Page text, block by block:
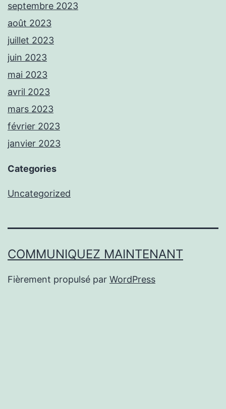
septembre 2023
août 2023
juillet 2023
juin 2023
mai 2023
avril 2023
mars 2023
février 2023
janvier 2023
Categories
Uncategorized
COMMUNIQUEZ MAINTENANT
Fièrement propulsé par WordPress